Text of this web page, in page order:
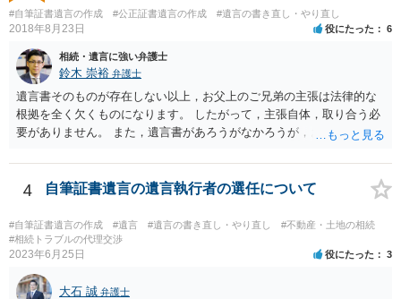
#自筆証書遺言の作成 #公正証書遺言の作成 #遺言の書き直し・やり直し
2018年8月23日 役にたった 6
相続・遺言に強い弁護士
鈴木 崇裕 弁護士
遺言書そのものが存在しない以上，お父上のご兄弟の主張は法律的な
根拠を全く欠くものになります。 したがって，主張自体，取り合う必
要がありません。 また，遺言書があろうがなかろうが，お父上のご兄
ご回答にもありますが， 代理人弁護士をたてて，その弁護士から相手
方に対して， ・相続に関する主張は法的根拠がなく，一切応じないこ
と ・今後一切の連絡をしてこないでほしいこと ・連絡を継続してくる
ようであれば警察への通報や法的措置も辞さないこと などを記載した
書面を発送してもらうことがよろしいように思います。
4 自筆証書遺言の遺言執行者の選任について
#自筆証書遺言の作成 #遺言 #遺言の書き直し・やり直し
#不動産・土地の相続
#相続トラブルの代理交渉
2023年6月25日 役にたった 3
大石 誠 弁護士